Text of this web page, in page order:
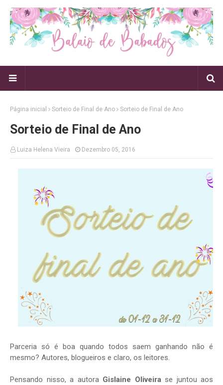
Página inicial Sorteio de Final de Ano Sorteio de Final de Ano
Sorteio de Final de Ano
Luiza Helena Vieira Dezembro 05, 2016
Parceria só é boa quando todos saem ganhando não é
mesmo? Autores, blogueiros e claro, os leitores.
Pensando nisso, a autora Gislaine Oliveirase juntou aos